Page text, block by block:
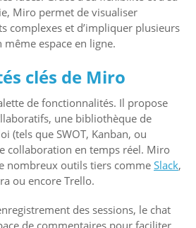
Miro permet de visualiser
complexes et d’impliquer plusieurs
espace en ligne.
clés de Miro
de fonctionnalités. Il propose
une bibliothèque de
(tels que SWOT, Kanban, ou
collaboration en temps réel. Miro
nombreux outils tiers comme Slack,
ou encore Trello.
des sessions, le chat
de commentaires pour faciliter